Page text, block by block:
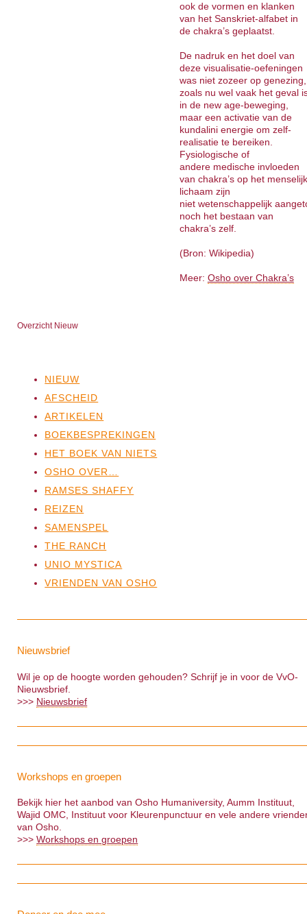
ook de vormen en klanken
van het Sanskriet-alfabet in
de chakra’s geplaatst.
De nadruk en het doel van
deze visualisatie-oefeningen
was niet zozeer op genezing,
zoals nu wel vaak het geval
in de new age-beweging,
maar een activatie van de
kundalini energie om zelf-
realisatie te bereiken.
Fysiologische of
andere medische invloeden
van chakra’s op het menselijk
lichaam zijn
niet wetenschappelijk
noch het bestaan van
chakra’s zelf.
(Bron: Wikipedia)
Meer: Osho over Chakra’s
Overzicht Nieuw
NIEUW
AFSCHEID
ARTIKELEN
BOEKBESPREKINGEN
HET BOEK VAN NIETS
OSHO OVER…
RAMSES SHAFFY
REIZEN
SAMENSPEL
THE RANCH
UNIO MYSTICA
VRIENDEN VAN OSHO
Nieuwsbrief
Wil je op de hoogte worden gehouden? Schrijf je in voor de VvO-
Nieuwsbrief.
>>> Nieuwsbrief
Workshops en groepen
Bekijk hier het aanbod van Osho Humaniversity, Aumm Instituut,
Wajid OMC, Instituut voor Kleurenpunctuur en vele andere
van Osho.
>>>Workshops en groepen